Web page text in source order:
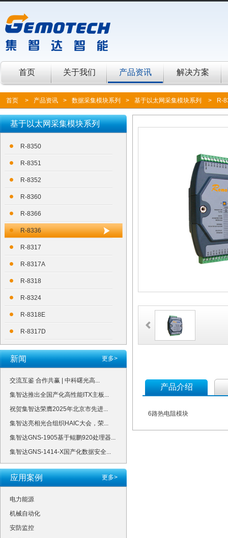
首页 关于我们 产品资讯 解决方案
首页 > 产品资讯 > 数据采集模块系列 > 基于以太网采集模块系列 > R-
基于以太网采集模块系列
R-8350
R-8351
R-8352
R-8360
R-8366
R-8336
R-8317
R-8317A
R-8318
R-8324
R-8318E
R-8317D
更多>
新闻
交流互鉴 合作共赢 | 中科曙光高...
集智达推出全国产化高性能ITX主板...
祝贺集智达荣膺2025年北京市先进...
集智达亮相光合组织HAIC大会，荣...
集智达GNS-1905基于鲲鹏920处理器...
集智达GNS-1414-X国产化数据安全...
更多>
应用案例
电力能源
机械自动化
安防监控
产品介绍
6路热电阻模块